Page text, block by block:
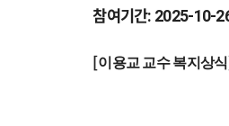
참여기간: 2025-10-
[이용교 교수 복지상식